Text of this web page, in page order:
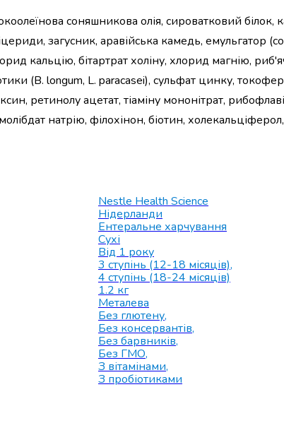
соняшникова олія, сироватковий білок,
загусник, аравійська камедь, емульгатор
кальцію, бітартрат холіну, хлорид магнію,
(B. longum, L. paracasei), сульфат цинку,
ретинолу ацетат, тіаміну мононітрат,
натрію, філохінон, біотин,
Nestle Health Science
Нідерланди
Ентеральне харчування
Сухі
Від 1 року
3 ступінь (12-18 місяців),
4 ступінь (18-24 місяців)
1.2 кг
Металева
Без глютену,
Без консервантів,
Без барвників,
Без ГМО,
З вітамінами,
З пробіотиками